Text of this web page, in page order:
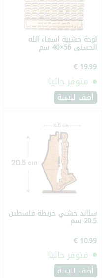
لوحة خشبية أسماء الله
الحسنى 56×40 سم
متوفر حاليا
أضف للسلة
ستاند خشبي خريطة فلسطين
20.5 سم
متوفر حاليا
أضف للسلة